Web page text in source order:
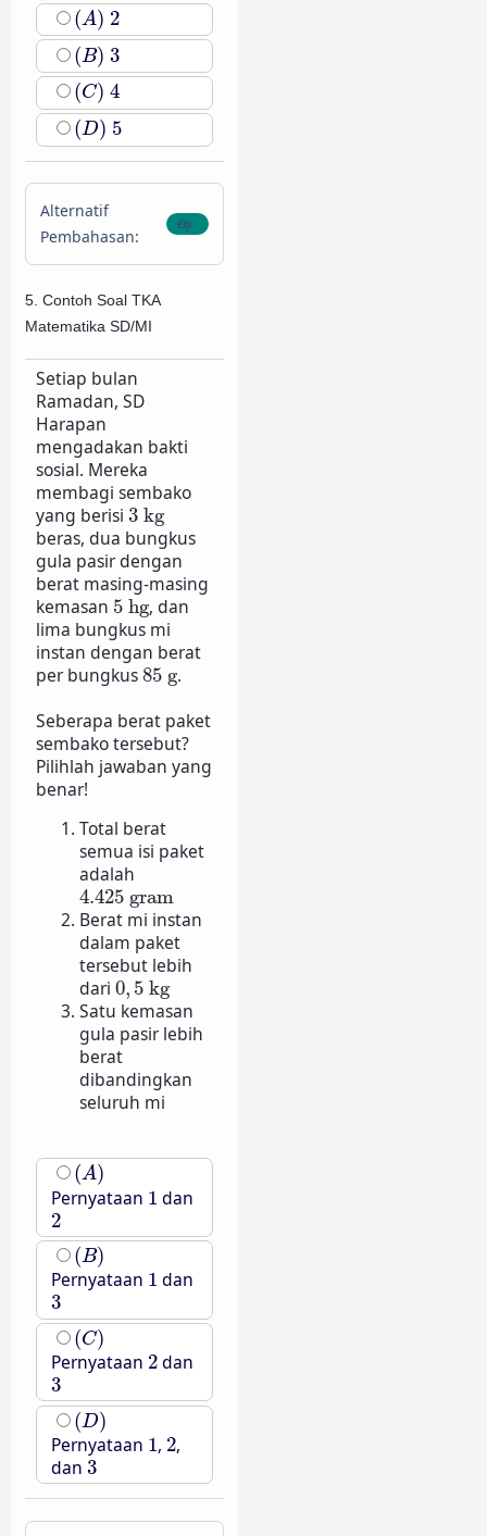
(A) 2
(A)2
(B) 3
(B)3
(C) 4
(C)4
(D) 5
(D)5
Alternatif
Pembahasan:
5. Contoh Soal TKA
Matematika SD/MI
Setiap bulan
Ramadan, SD
Harapan
mengadakan bakti
sosial. Mereka
membagi sembako
yang berisi 3 kg
3 kg
beras, dua bungkus
gula pasir dengan
berat masing-masing
kemasan 5 hg
5hg, dan
lima bungkus mi
instan dengan berat
per bungkus85 g
85g
.
Seberapa berat paket
sembako tersebut?
Pilihlah jawaban yang
benar!
Total berat
semua isi paket
adalah
4.425 gram
4.425gram
Berat mi instan
dalam paket
tersebut lebih
dari 0, 5 kg
0,5kg
Satu kemasan
gula pasir lebih
berat
dibandingkan
seluruh mi
(A)
(A)
Pernyataan 1
1 dan
2
2
(B)
(B)
Pernyataan 1
1 dan
3
3
(C)
(C)
Pernyataan 2
2dan
3
3
(D)
(D)
Pernyataan 1
1, 2
2,
dan 3
3